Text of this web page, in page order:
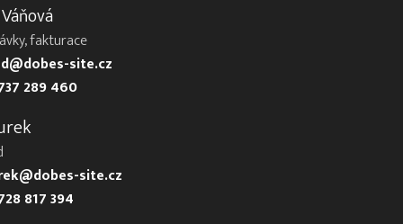
fakturace
site.cz
289 460
site.cz
817 394